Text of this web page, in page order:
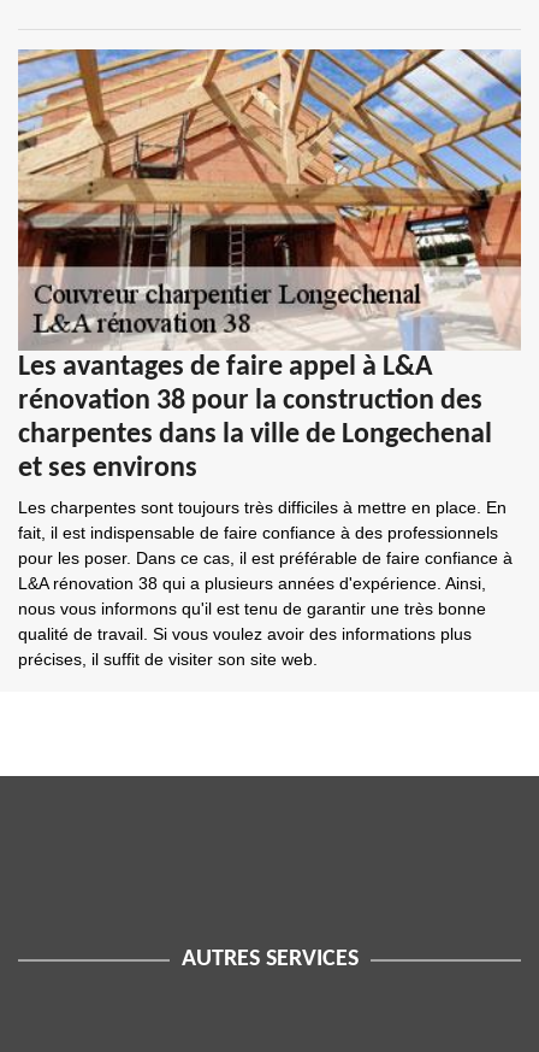
Les avantages de faire appel à L&A
rénovation 38 pour la construction des
charpentes dans la ville de Longechenal
et ses environs
Les charpentes sont toujours très difficiles à mettre en place. En
fait, il est indispensable de faire confiance à des professionnels
pour les poser. Dans ce cas, il est préférable de faire confiance à
L&A rénovation 38 qui a plusieurs années d'expérience. Ainsi,
nous vous informons qu'il est tenu de garantir une très bonne
qualité de travail. Si vous voulez avoir des informations plus
précises, il suffit de visiter son site web.
AUTRES SERVICES